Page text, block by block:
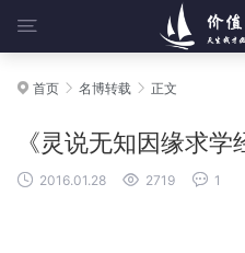

 首页  名博转载  正文
《灵说无知因缘求学
 2016.01.28  2719  1